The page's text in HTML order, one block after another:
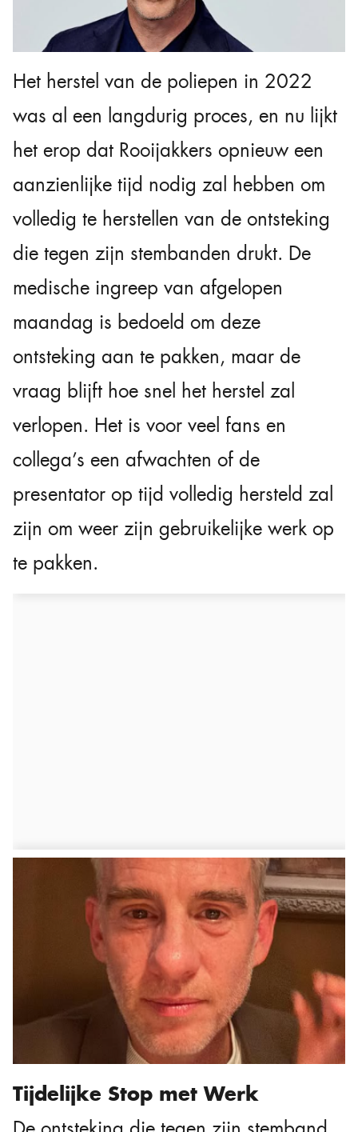
Het herstel van de poliepen in 2022
was al een langdurig proces, en nu lijkt
het erop dat Rooijakkers opnieuw een
aanzienlijke tijd nodig zal hebben om
volledig te herstellen van de ontsteking
die tegen zijn stembanden drukt. De
medische ingreep van afgelopen
maandag is bedoeld om deze
ontsteking aan te pakken, maar de
vraag blijft hoe snel het herstel zal
verlopen. Het is voor veel fans en
collega’s een afwachten of de
presentator op tijd volledig hersteld zal
zijn om weer zijn gebruikelijke werk op
te pakken.
Tijdelijke Stop met Werk